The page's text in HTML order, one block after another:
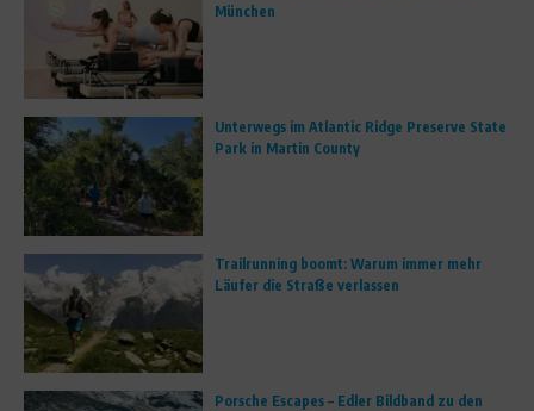
München
Unterwegs im Atlantic Ridge Preserve State
Park in Martin County
Trailrunning boomt: Warum immer mehr
Läufer die Straße verlassen
Porsche Escapes – Edler Bildband zu den